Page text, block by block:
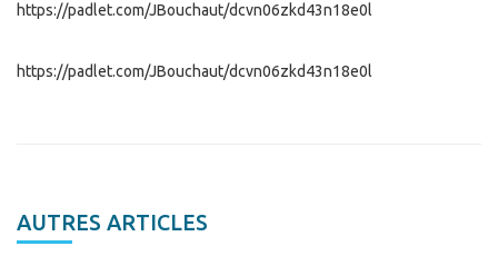
https://padlet.com/JBouchaut/dcvn06zkd43n18e0l
https://padlet.com/JBouchaut/dcvn06zkd43n18e0l
AUTRES ARTICLES